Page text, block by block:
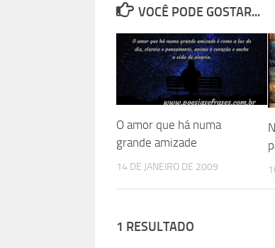
VOCÊ PODE GOSTAR...
O amor que há numa
grande amizade
14 DE JANEIRO DE 2009
1 RESULTADO